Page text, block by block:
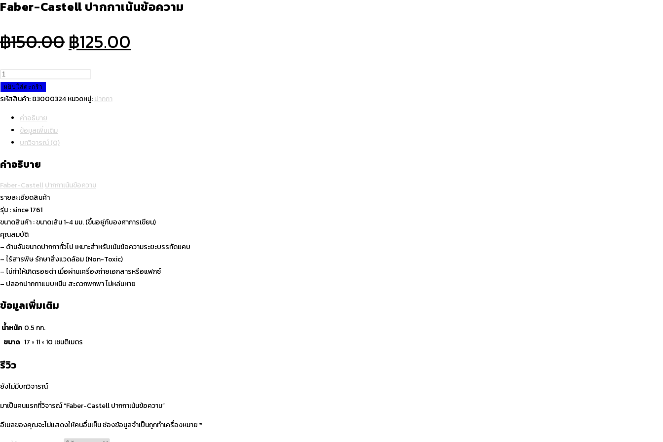
Faber-Castell ปากกาเน้นข้อความ
฿150.00Original
price
฿150.00.
฿125.00
price
จำนวน
Faber-
Castell
ข้อความ
หยิบใส่ตะกร้า
รหัสสินค้า:83000324หมวดหมู่:ปากกา
คำอธิบาย
ข้อมูลเพิ่มเติม
บทวิจารณ์ (0)
คำอธิบาย
Faber-Castellปากกาเน้นข้อความ
รายละเอียดสินค้า
รุ่น : since 1761
ขนาดสินค้า : ขนาดเส้น 1-4 มม. (ขึ้นอยู่กับองศาการเขียน)
คุณสมบัติ
– ด้ามจับขนาดปากกาทั่วไป เหมาะสำหรับเน้นข้อความระยะบรรทัดแคบ
– ไร้สารพิษ รักษาสิ่งแวดล้อม (Non-Toxic)
– ไม่ทำให้เกิดรอยดำ เมื่อผ่านเครื่องถ่ายเอกสารหรือแฟกซ์
– ปลอกปากกาแบบหนีบ สะดวกพกพา ไม่หล่นหาย
ข้อมูลเพิ่มเติม
น้ำหนัก 0.5 กก.
ขนาด 17 × 11 × 10 เซนติเมตร
รีวิว
ยังไม่มีบทวิจารณ์
มาเป็นคนแรกที่วิจารณ์ “Faber-Castell ปากกาเน้นข้อความ”
อีเมลของคุณจะไม่แสดงให้คนอื่นเห็นช่องข้อมูลจำเป็นถูกทำเครื่องหมาย*